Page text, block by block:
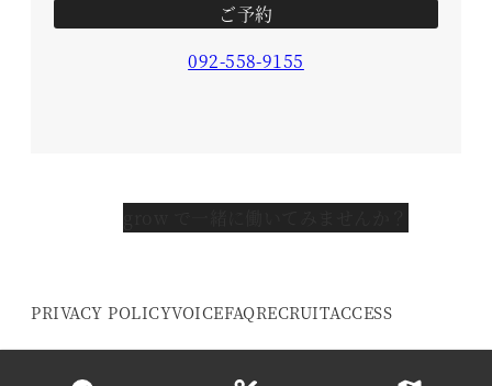
ご予約
092-558-9155
PRIVACY POLICYVOICEFAQRECRUITACCESS